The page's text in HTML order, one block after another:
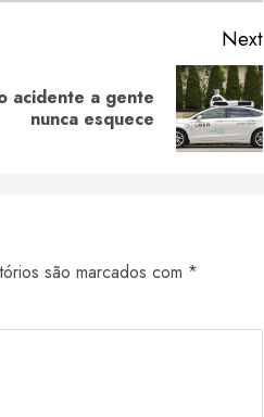
Next
acidente a gente
nunca esquece
são marcados com *